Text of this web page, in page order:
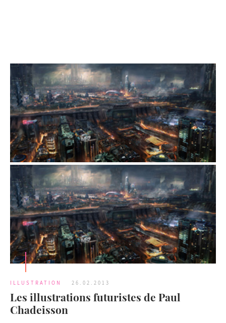
ILLUSTRATION 26.02.2013
Les illustrations futuristes de Paul
Chadeisson